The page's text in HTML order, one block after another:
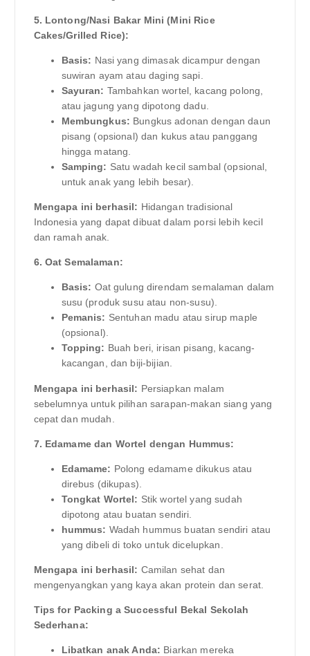
5. Lontong/Nasi Bakar Mini (Mini Rice
Cakes/Grilled Rice):
Basis: Nasi yang dimasak dicampur dengan
suwiran ayam atau daging sapi.
Sayuran: Tambahkan wortel, kacang polong,
atau jagung yang dipotong dadu.
Membungkus: Bungkus adonan dengan daun
pisang (opsional) dan kukus atau panggang
hingga matang.
Samping: Satu wadah kecil sambal (opsional,
untuk anak yang lebih besar).
Mengapa ini berhasil: Hidangan tradisional
Indonesia yang dapat dibuat dalam porsi lebih kecil
dan ramah anak.
6. Oat Semalaman:
Basis: Oat gulung direndam semalaman dalam
susu (produk susu atau non-susu).
Pemanis: Sentuhan madu atau sirup maple
(opsional).
Topping: Buah beri, irisan pisang, kacang-
kacangan, dan biji-bijian.
Mengapa ini berhasil: Persiapkan malam
sebelumnya untuk pilihan sarapan-makan siang yang
cepat dan mudah.
7. Edamame dan Wortel dengan Hummus:
Edamame: Polong edamame dikukus atau
direbus (dikupas).
Tongkat Wortel: Stik wortel yang sudah
dipotong atau buatan sendiri.
hummus: Wadah hummus buatan sendiri atau
yang dibeli di toko untuk dicelupkan.
Mengapa ini berhasil: Camilan sehat dan
mengenyangkan yang kaya akan protein dan serat.
Tips for Packing a Successful Bekal Sekolah
Sederhana:
Libatkan anak Anda: Biarkan mereka